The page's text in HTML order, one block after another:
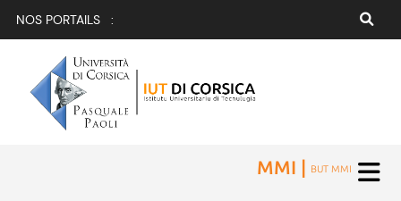
NOS PORTAILS :
MMI | BUT MMI